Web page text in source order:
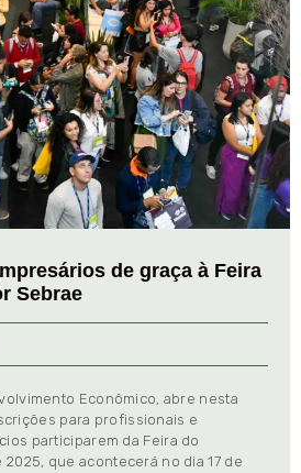
de graça à Feira
Sebrae
Econômico, abre nesta
para profissionais e
participarem da Feira do
que acontecerá no dia 17 de